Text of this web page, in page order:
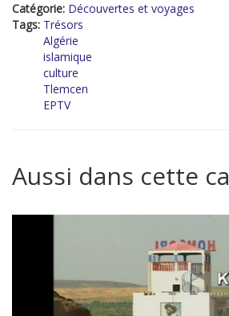
Catégorie: Découvertes et voyages
Tags: Trésors
Algérie
islamique
culture
Tlemcen
EPTV
Aussi dans cette